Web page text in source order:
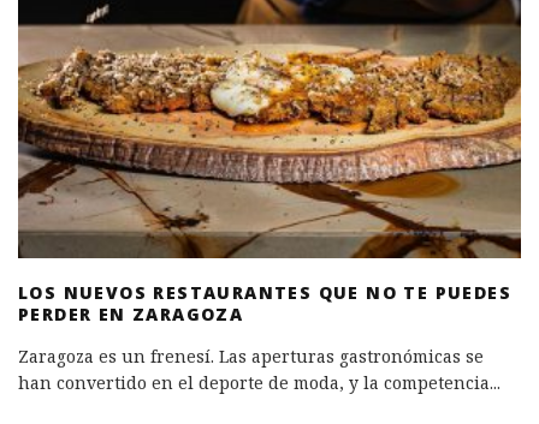
LOS NUEVOS RESTAURANTES QUE NO TE PUEDES
PERDER EN ZARAGOZA
Zaragoza es un frenesí. Las aperturas gastronómicas se
han convertido en el deporte de moda, y la competencia...